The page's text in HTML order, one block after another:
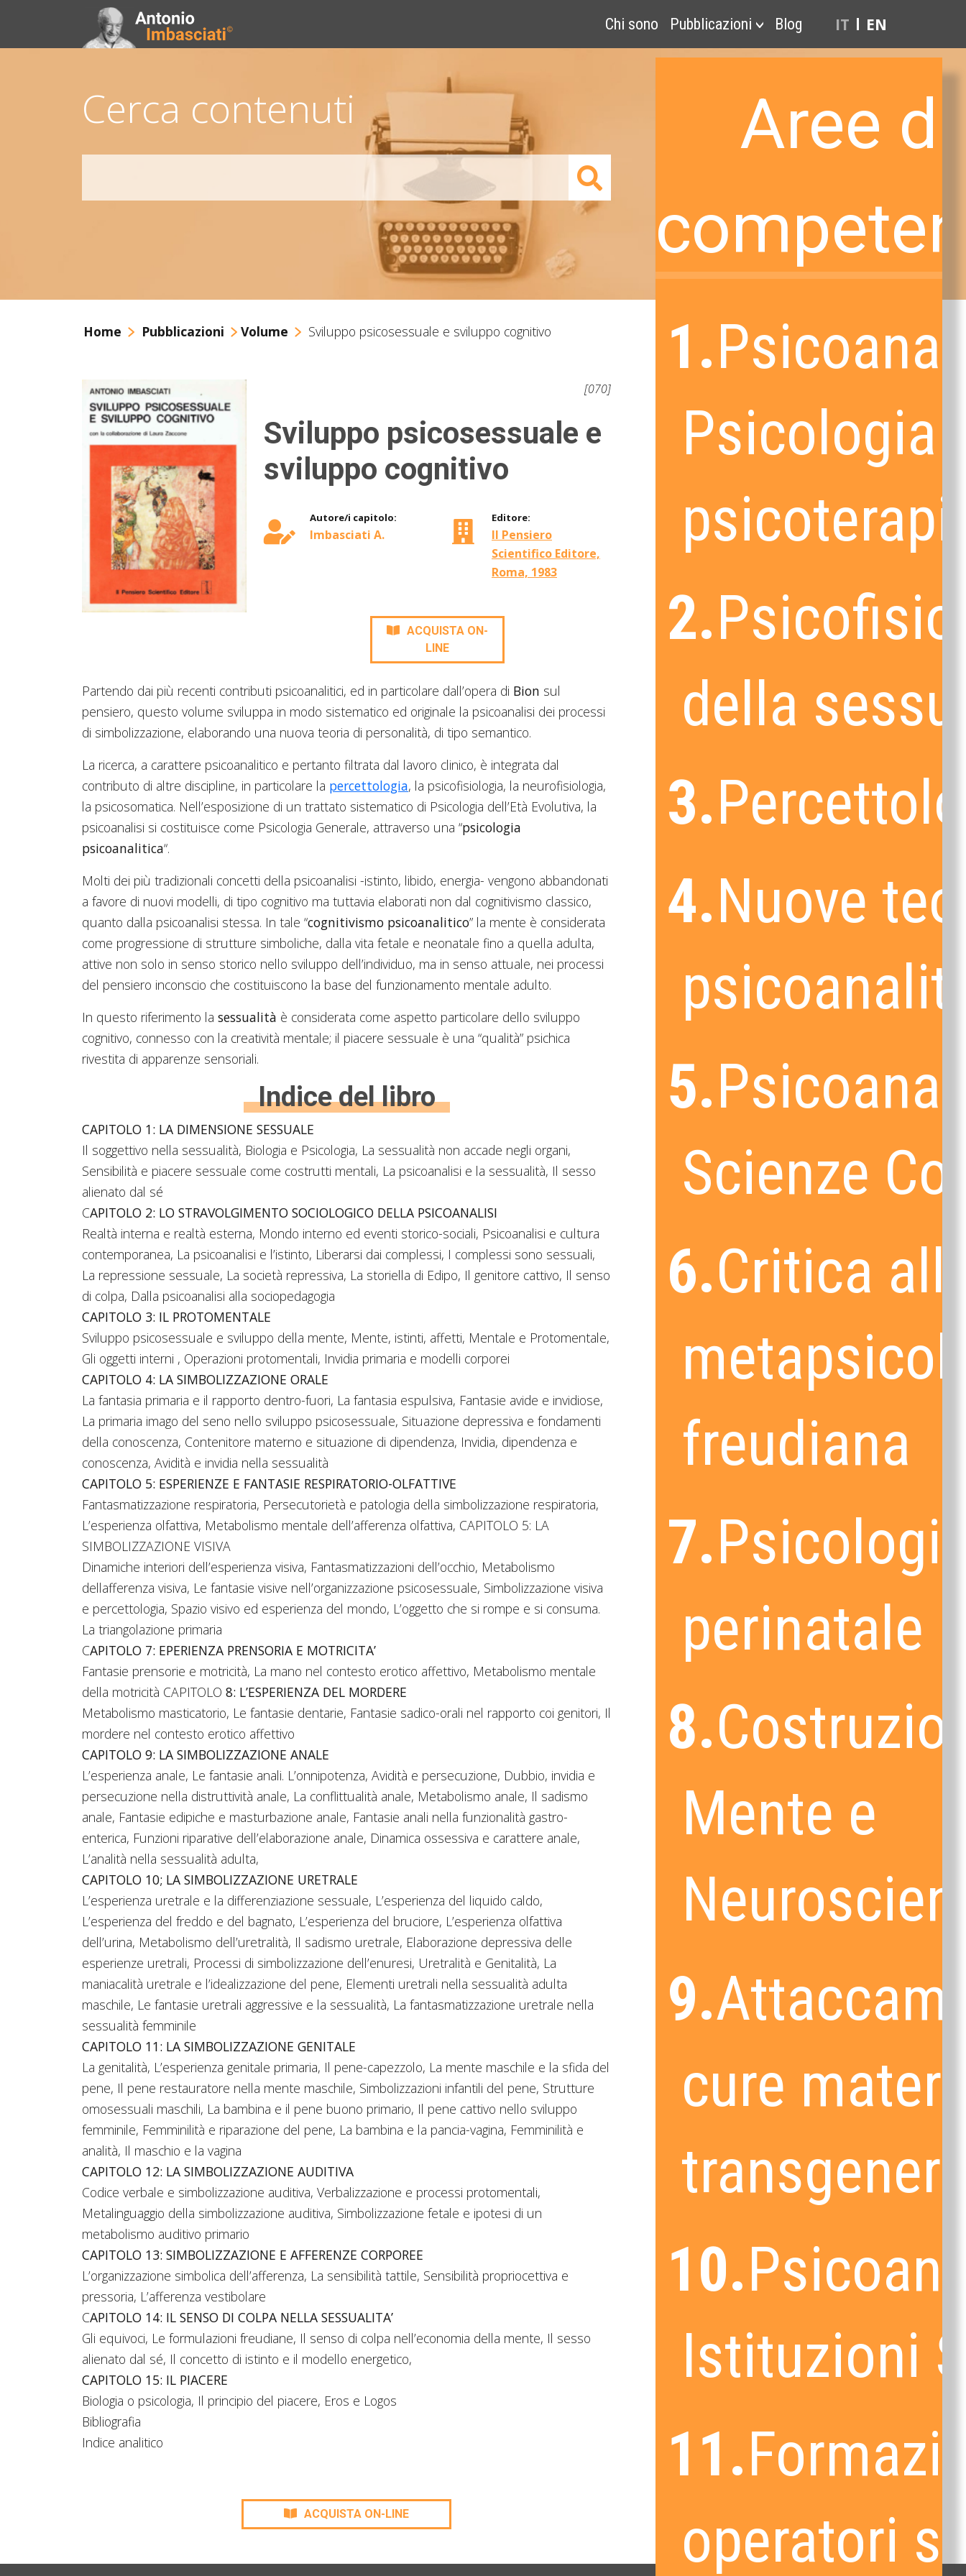
Chi sono Pubblicazioni Blog IT EN
Aree di
1.
Psicologia
2.
della
3.
4.Nuove
5.
Scienze
6.Critica
freudiana
7.
perinatale
8.
Mente e
9.
cure
10.
Istituzioni
11.
operatori
Cerca contenuti
Home Pubblicazioni Volume Sviluppo psicosessuale e sviluppo cognitivo
[070]
Sviluppo psicosessuale e
sviluppo cognitivo
Autore/i capitolo:
Imbasciati A.
Editore:
Il Pensiero
Scientifico Editore,
Roma, 1983
ACQUISTA ON-
LINE
Partendo dai più recenti contributi psicoanalitici, ed in particolare dall’opera di Bion sul
pensiero, questo volume sviluppa in modo sistematico ed originale la psicoanalisi dei processi
di simbolizzazione, elaborando una nuova teoria di personalità, di tipo semantico.
La ricerca, a carattere psicoanalitico e pertanto filtrata dal lavoro clinico, è integrata dal
contributo di altre discipline, in particolare la percettologia, la psicofisiologia, la neurofisiologia,
la psicosomatica. Nell’esposizione di un trattato sistematico di Psicologia dell’Età Evolutiva, la
psicoanalisi si costituisce come Psicologia Generale, attraverso una “psicologia
psicoanalitica“.
Molti dei più tradizionali concetti della psicoanalisi -istinto, libido, energia- vengono abbandonati
a favore di nuovi modelli, di tipo cognitivo ma tuttavia elaborati non dal cognitivismo classico,
quanto dalla psicoanalisi stessa. In tale “cognitivismo psicoanalitico” la mente è considerata
come progressione di strutture simboliche, dalla vita fetale e neonatale fino a quella adulta,
attive non solo in senso storico nello sviluppo dell’individuo, ma in senso attuale, nei processi
del pensiero inconscio che costituiscono la base del funzionamento mentale adulto.
In questo riferimento la sessualità è considerata come aspetto particolare dello sviluppo
cognitivo, connesso con la creatività mentale; il piacere sessuale è una “qualità” psichica
rivestita di apparenze sensoriali.
Indice del libro
CAPITOLO 1: LA DIMENSIONE SESSUALE
Il soggettivo nella sessualità, Biologia e Psicologia, La sessualità non accade negli organi,
Sensibilità e piacere sessuale come costrutti mentali, La psicoanalisi e la sessualità, Il sesso
alienato dal sé
CAPITOLO 2: LO STRAVOLGIMENTO SOCIOLOGICO DELLA PSICOANALISI
Realtà interna e realtà esterna, Mondo interno ed eventi storico-sociali, Psicoanalisi e cultura
contemporanea, La psicoanalisi e l’istinto, Liberarsi dai complessi, I complessi sono sessuali,
La repressione sessuale, La società repressiva, La storiella di Edipo, Il genitore cattivo, Il senso
di colpa, Dalla psicoanalisi alla sociopedagogia
CAPITOLO 3: IL PROTOMENTALE
Sviluppo psicosessuale e sviluppo della mente, Mente, istinti, affetti, Mentale e Protomentale,
Gli oggetti interni , Operazioni protomentali, Invidia primaria e modelli corporei
CAPITOLO 4: LA SIMBOLIZZAZIONE ORALE
La fantasia primaria e il rapporto dentro-fuori, La fantasia espulsiva, Fantasie avide e invidiose,
La primaria imago del seno nello sviluppo psicosessuale, Situazione depressiva e fondamenti
della conoscenza, Contenitore materno e situazione di dipendenza, Invidia, dipendenza e
conoscenza, Avidità e invidia nella sessualità
CAPITOLO 5: ESPERIENZE E FANTASIE RESPIRATORIO-OLFATTIVE
Fantasmatizzazione respiratoria, Persecutorietà e patologia della simbolizzazione respiratoria,
L’esperienza olfattiva, Metabolismo mentale dell’afferenza olfattiva, CAPITOLO 5: LA
SIMBOLIZZAZIONE VISIVA
Dinamiche interiori dell’esperienza visiva, Fantasmatizzazioni dell’occhio, Metabolismo
dellafferenza visiva, Le fantasie visive nell’organizzazione psicosessuale, Simbolizzazione visiva
e percettologia, Spazio visivo ed esperienza del mondo, L’oggetto che si rompe e si consuma.
La triangolazione primaria
CAPITOLO 7: EPERIENZA PRENSORIA E MOTRICITA’
Fantasie prensorie e motricità, La mano nel contesto erotico affettivo, Metabolismo mentale
della motricità CAPITOLO 8: L’ESPERIENZA DEL MORDERE
Metabolismo masticatorio, Le fantasie dentarie, Fantasie sadico-orali nel rapporto coi genitori, Il
mordere nel contesto erotico affettivo
CAPITOLO 9: LA SIMBOLIZZAZIONE ANALE
L’esperienza anale, Le fantasie anali. L’onnipotenza, Avidità e persecuzione, Dubbio, invidia e
persecuzione nella distruttività anale, La conflittualità anale, Metabolismo anale, Il sadismo
anale, Fantasie edipiche e masturbazione anale, Fantasie anali nella funzionalità gastro-
enterica, Funzioni riparative dell’elaborazione anale, Dinamica ossessiva e carattere anale,
L’analità nella sessualità adulta,
CAPITOLO 10; LA SIMBOLIZZAZIONE URETRALE
L’esperienza uretrale e la differenziazione sessuale, L’esperienza del liquido caldo,
L’esperienza del freddo e del bagnato, L’esperienza del bruciore, L’esperienza olfattiva
dell’urina, Metabolismo dell’uretralità, Il sadismo uretrale, Elaborazione depressiva delle
esperienze uretrali, Processi di simbolizzazione dell’enuresi, Uretralità e Genitalità, La
maniacalità uretrale e l’idealizzazione del pene, Elementi uretrali nella sessualità adulta
maschile, Le fantasie uretrali aggressive e la sessualità, La fantasmatizzazione uretrale nella
sessualità femminile
CAPITOLO 11: LA SIMBOLIZZAZIONE GENITALE
La genitalità, L’esperienza genitale primaria, Il pene-capezzolo, La mente maschile e la sfida del
pene, Il pene restauratore nella mente maschile, Simbolizzazioni infantili del pene, Strutture
omosessuali maschili, La bambina e il pene buono primario, Il pene cattivo nello sviluppo
femminile, Femminilità e riparazione del pene, La bambina e la pancia-vagina, Femminilità e
analità, Il maschio e la vagina
CAPITOLO 12: LA SIMBOLIZZAZIONE AUDITIVA
Codice verbale e simbolizzazione auditiva, Verbalizzazione e processi protomentali,
Metalinguaggio della simbolizzazione auditiva, Simbolizzazione fetale e ipotesi di un
metabolismo auditivo primario
CAPITOLO 13: SIMBOLIZZAZIONE E AFFERENZE CORPOREE
L’organizzazione simbolica dell’afferenza, La sensibilità tattile, Sensibilità propriocettiva e
pressoria, L’afferenza vestibolare
CAPITOLO 14: IL SENSO DI COLPA NELLA SESSUALITA’
Gli equivoci, Le formulazioni freudiane, Il senso di colpa nell’economia della mente, Il sesso
alienato dal sé, Il concetto di istinto e il modello energetico,
CAPITOLO 15: IL PIACERE
Biologia o psicologia, Il principio del piacere, Eros e Logos
Bibliografia
Indice analitico
ACQUISTA ON-LINE